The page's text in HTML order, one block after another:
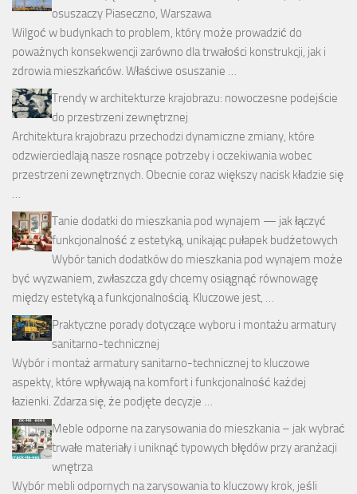
osuszaczy Piaseczno, Warszawa
Wilgoć w budynkach to problem, który może prowadzić do
poważnych konsekwencji zarówno dla trwałości konstrukcji, jak i
zdrowia mieszkańców. Właściwe osuszanie …
Trendy w architekturze krajobrazu: nowoczesne podejście
do przestrzeni zewnętrznej
Architektura krajobrazu przechodzi dynamiczne zmiany, które
odzwierciedlają nasze rosnące potrzeby i oczekiwania wobec
przestrzeni zewnętrznych. Obecnie coraz większy nacisk kładzie się
…
Tanie dodatki do mieszkania pod wynajem — jak łączyć
funkcjonalność z estetyką, unikając pułapek budżetowych
Wybór tanich dodatków do mieszkania pod wynajem może
być wyzwaniem, zwłaszcza gdy chcemy osiągnąć równowagę
między estetyką a funkcjonalnością. Kluczowe jest, …
Praktyczne porady dotyczące wyboru i montażu armatury
sanitarno-technicznej
Wybór i montaż armatury sanitarno-technicznej to kluczowe
aspekty, które wpływają na komfort i funkcjonalność każdej
łazienki. Zdarza się, że podjęte decyzje …
Meble odporne na zarysowania do mieszkania – jak wybrać
trwałe materiały i uniknąć typowych błędów przy aranżacji
wnętrza
Wybór mebli odpornych na zarysowania to kluczowy krok, jeśli